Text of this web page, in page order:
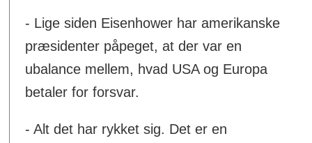
- Lige siden Eisenhower har amerikanske
præsidenter påpeget, at der var en
ubalance mellem, hvad USA og Europa
betaler for forsvar.
- Alt det har rykket sig. Det er en